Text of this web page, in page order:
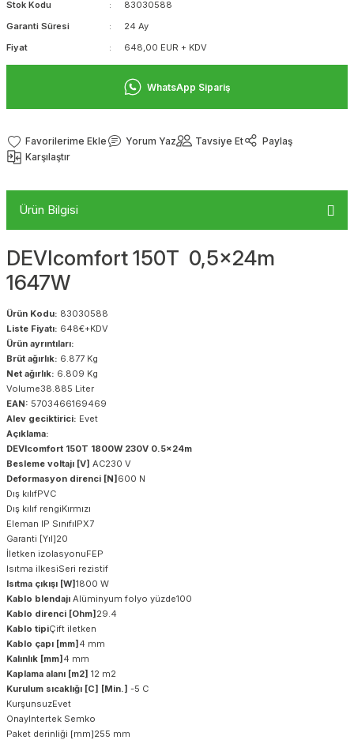
Stok Kodu
83030588
Garanti Süresi
24 Ay
Fiyat
648,00 EUR + KDV
WhatsApp Sipariş
Yorum Yaz Tavsiye Et
Paylaş
Karşılaştır
Ürün Bilgisi
DEVIcomfort 150T 0,5x24m
1647W
Ürün Kodu: 83030588
Liste Fiyatı: 648€+KDV
Ürün ayrıntıları:
Brüt ağırlık: 6.877 Kg
Net ağırlık: 6.809 Kg
Volume38.885 Liter
EAN: 5703466169469
Alev geciktirici: Evet
Açıklama:
DEVIcomfort 150T 1800W 230V 0.5x24m
Besleme voltajı [V] AC230 V
Deformasyon direnci [N]600 N
Dış kılıfPVC
Dış kılıf rengiKırmızı
Eleman IP SınıfıIPX7
Garanti [Yıl]20
İletken izolasyonuFEP
Isıtma ilkesiSeri rezistif
Isıtma çıkışı [W]1800 W
Kablo blendajı Alüminyum folyo yüzde100
Kablo direnci [Ohm]29.4
Kablo tipiÇift iletken
Kablo çapı [mm]4 mm
Kalınlık [mm]4 mm
Kaplama alanı [m2] 12 m2
Kurulum sıcaklığı [C] [Min.] -5 C
KurşunsuzEvet
OnayIntertek Semko
Paket derinliği [mm]255 mm